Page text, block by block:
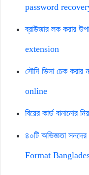
password
ব্রাউজার লক করার
extension
সৌদি ভিসা চেক
online
বিয়ের কার্ড
৪০টি অভিজ্ঞতা
Format